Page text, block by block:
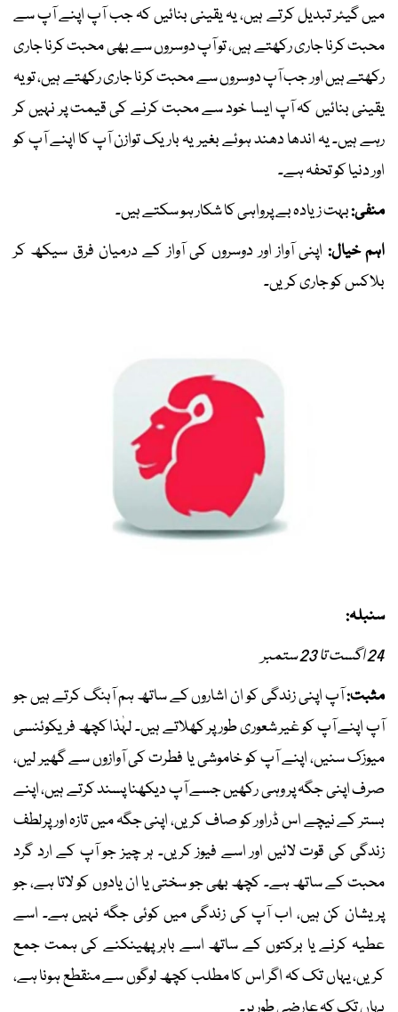
میں گیئر تبدیل کرتے ہیں، یہ یقینی بنائیں کہ جب آپ اپنے آپ سے
محبت کرنا جاری رکھتے ہیں، تو آپ دوسروں سے بھی محبت کرنا جاری
رکھتے ہیں اور جب آپ دوسروں سے محبت کرنا جاری رکھتے ہیں، تو یہ
یقینی بنائیں کہ آپ ایسا خود سے محبت کرنے کی قیمت پر نہیں کر
رہے ہیں۔ یہ اندھا دھند ہوئے بغیر یہ باریک توازن آپ کا اپنے آپ کو
اور دنیا کو تحفہ ہے۔
منفی:بہت زیادہ بے پرواہی کا شکار ہو سکتے ہیں۔
اہم خیال: اپنی آواز اور دوسروں کی آواز کے درمیان فرق سیکھ کر
بلاکس کو جاری کریں۔
سنبلہ:
24 اگست تا 23 ستمبر
مثبت:آپ اپنی زندگی کو ان اشاروں کے ساتھ ہم آہنگ کرتے ہیں جو
آپ اپنے آپ کو غیر شعوری طور پر کھلاتے ہیں۔ لہٰذا کچھ فریکوئنسی
میوزک سنیں، اپنے آپ کو خاموشی یا فطرت کی آوازوں سے گھیر لیں،
صرف اپنی جگہ پر وہی رکھیں جسے آپ دیکھنا پسند کرتے ہیں، اپنے
بستر کے نیچے اس ڈراور کو صاف کریں، اپنی جگہ میں تازہ اور پرلطف
زندگی کی قوت لائیں اور اسے فیوز کریں۔ ہر چیز جو آپ کے ارد گرد
محبت کے ساتھ ہے۔ کچھ بھی جو سختی یا ان یادوں کو لاتا ہے، جو
پریشان کن ہیں، اب آپ کی زندگی میں کوئی جگہ نہیں ہے۔ اسے
عطیہ کرنے یا برکتوں کے ساتھ اسے باہر پھینکنے کی ہمت جمع
کریں، یہاں تک کہ اگر اس کا مطلب کچھ لوگوں سے منقطع ہونا ہے،